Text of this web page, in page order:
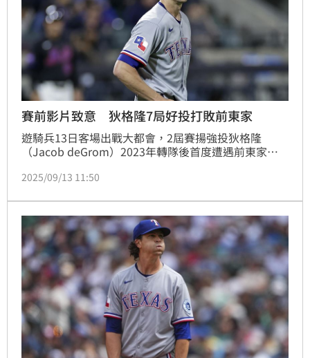
賽前影片致意 狄格隆7局好投打敗前東家
遊騎兵13日客場出戰大都會，2屆賽揚強投狄格隆
（Jacob deGrom）2023年轉隊後首度遭遇前東家，
擊敗大都會，近期打出5連勝。狄格隆拿下本季第12
2025/09/13 11:50